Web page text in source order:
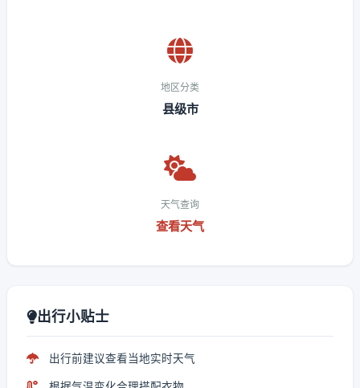
地区分类
县级市
天气查询
查看天气
出行小贴士
出行前建议查看当地实时天气